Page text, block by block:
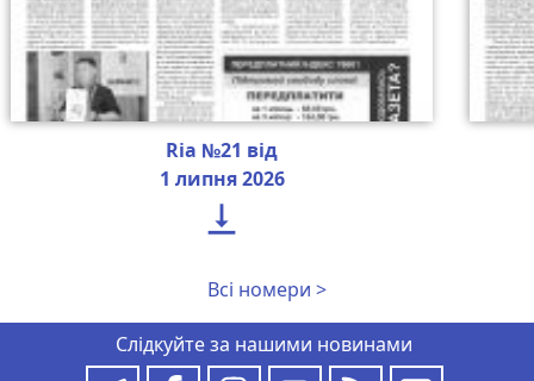
Ria №21 від
1 липня 2026

Всі номери >
Слідкуйте за нашими новинами